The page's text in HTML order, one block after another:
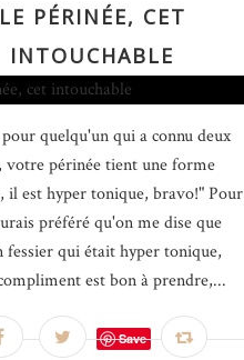
LE PÉRINÉE, CET
INTOUCHABLE
quelqu'un qui a connu deux
votre périnée tient une forme
il est hyper tonique, bravo!" Pour
préféré qu'on me dise que
fessier qui était hyper tonique,
est bon à prendre,...
Save